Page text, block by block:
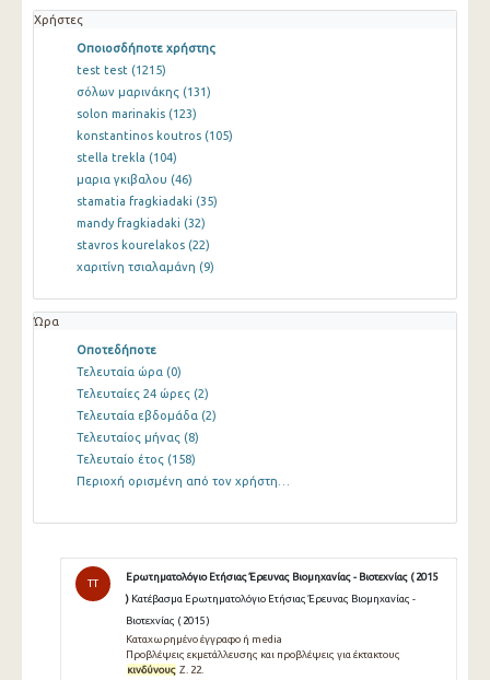
Χρήστες
Οποιοσδήποτε χρήστης
test test (1215)
σόλων μαρινάκης (131)
solon marinakis (123)
konstantinos koutros (105)
stella trekla (104)
μαρια γκιβαλου (46)
stamatia fragkiadaki (35)
mandy fragkiadaki (32)
stavros kourelakos (22)
χαριτίνη τσιαλαμάνη (9)
Ώρα
Οποτεδήποτε
Τελευταία ώρα (0)
Τελευταίες 24 ώρες (2)
Τελευταία εβδομάδα (2)
Τελευταίος μήνας (8)
Τελευταίο έτος (158)
Περιοχή ορισμένη από τον χρήστη…
TT
Ερωτηματολόγιο Ετήσιας Έρευνας Βιομηχανίας - Βιοτεχνίας ( 2015
) Κατέβασμα Ερωτηματολόγιο Ετήσιας Έρευνας Βιομηχανίας -
Βιοτεχνίας ( 2015 )
Καταχωρημένο έγγραφο ή media
Προβλέψεις εκμετάλλευσης και προβλέψεις για έκτακτους
κινδύνους Ζ. 22.